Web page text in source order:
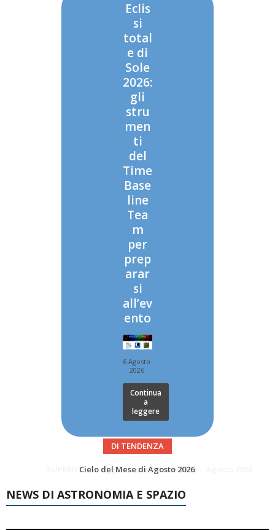
Eclis
si
total
e di
Sole
2026:
gli
stru
men
ti
del
Time
Base
line
Tea
m
per
prep
arar
si
all’ev
ento
6 Agosto
2026
Continua
a
leggere
DI TENDENZA
SUPERNOVAE aggiornamenti del mese – Agosto 2026
Le Comete del mese di Agosto: LA 10P/TEMPEL AL PERIELIO
NEWS DI ASTRONOMIA E SPAZIO